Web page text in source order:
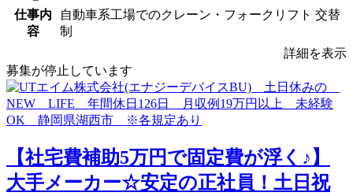
仕事内
容
自動車系工場でのクレーン・フォークリフト 交替
制
詳細を表示
募集が停止しています
【社宅費補助5万円で固定費が浮く♪】
大手メーカー☆安定の正社員！土日祝